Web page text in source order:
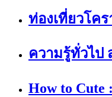
ท่องเที่ยวโค
ความรู้ทั่วไป
How to